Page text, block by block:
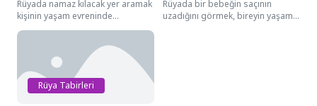
Rüyada namaz kılacak yer aramak
kişinin yaşam evreninde
sarsılmaz sandığı manevi
Gelir?
Rüyada bir bebeğin saçının
uzadığını görmek, bireyin yaşam
Rüya Tabirleri